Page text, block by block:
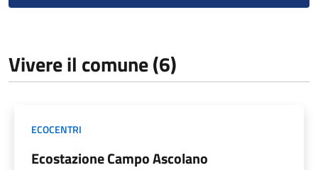
Vivere il comune (6)
ECOCENTRI
Ecostazione Campo Ascolano